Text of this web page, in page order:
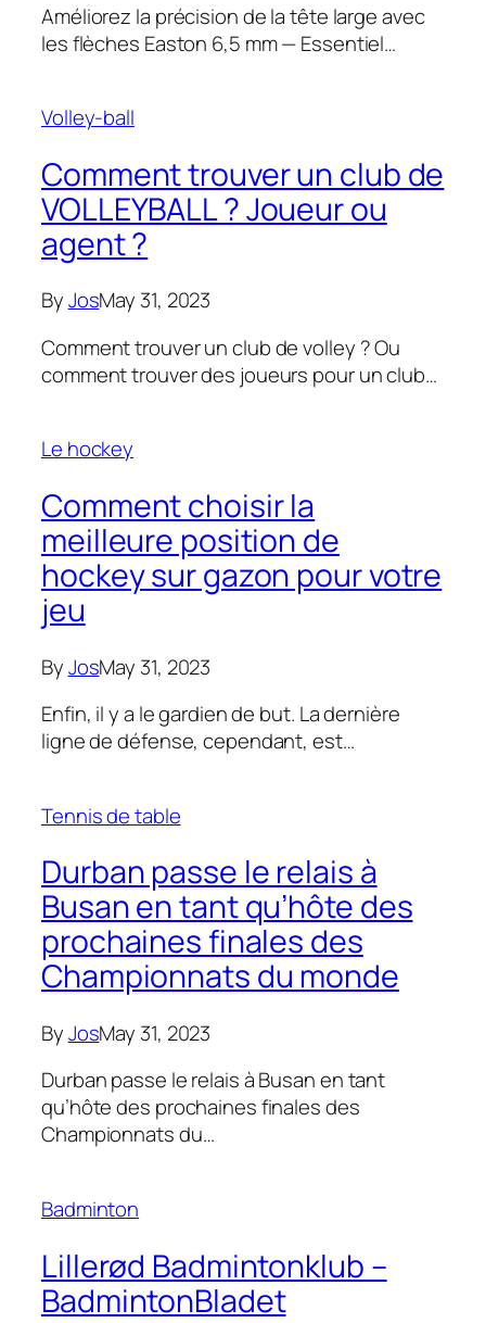
Améliorez la précision de la tête large avec
les flèches Easton 6,5 mm — Essentiel…
Volley-ball
Comment trouver un club de
VOLLEYBALL ? Joueur ou
agent ?
ByJosMay 31, 2023
Comment trouver un club de volley ? Ou
comment trouver des joueurs pour un club…
Le hockey
Comment choisir la
meilleure position de
hockey sur gazon pour votre
jeu
ByJosMay 31, 2023
Enfin, il y a le gardien de but. La dernière
ligne de défense, cependant, est…
Tennis de table
Durban passe le relais à
Busan en tant qu’hôte des
prochaines finales des
Championnats du monde
ByJosMay 31, 2023
Durban passe le relais à Busan en tant
qu’hôte des prochaines finales des
Championnats du…
Badminton
Lillerød Badmintonklub –
BadmintonBladet